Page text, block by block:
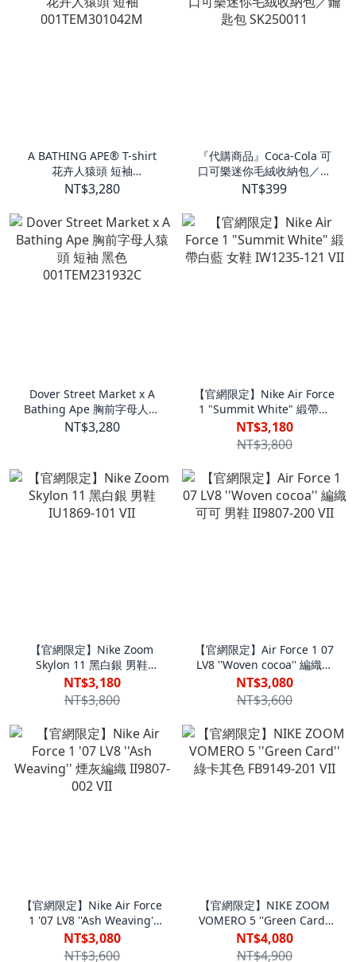
A BATHING APE® T-shirt
花卉人猿頭 短袖
001TEM301042M
NT$3,280
『代購商品』Coca-Cola 可
口可樂迷你毛絨收納包／鑰
匙包 SK250011
NT$399
Dover Street Market x A
Bathing Ape 胸前字母人猿
頭 短袖 黑色
NT$3,280
【官網限定】Nike Air Force
1 "Summit White" 緞帶白
藍 女鞋 IW1235-121 VII
NT$3,180
NT$3,800
【官網限定】Nike Zoom
Skylon 11 黑白銀 男鞋
IU1869-101 VII
NT$3,180
NT$3,800
【官網限定】Air Force 1 07
LV8 ''Woven cocoa'' 編織可
可 男鞋 II9807-200 VII
NT$3,080
NT$3,600
【官網限定】Nike Air Force
1 '07 LV8 ''Ash Weaving''
煙灰編織 II9807-002 VII
NT$3,080
NT$3,600
【官網限定】NIKE ZOOM
VOMERO 5 ''Green Card''
綠卡其色 FB9149-201 VII
NT$4,080
NT$4,900